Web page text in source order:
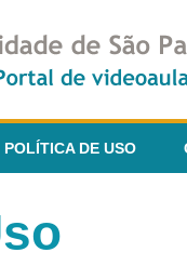
POLÍTICA DE USO